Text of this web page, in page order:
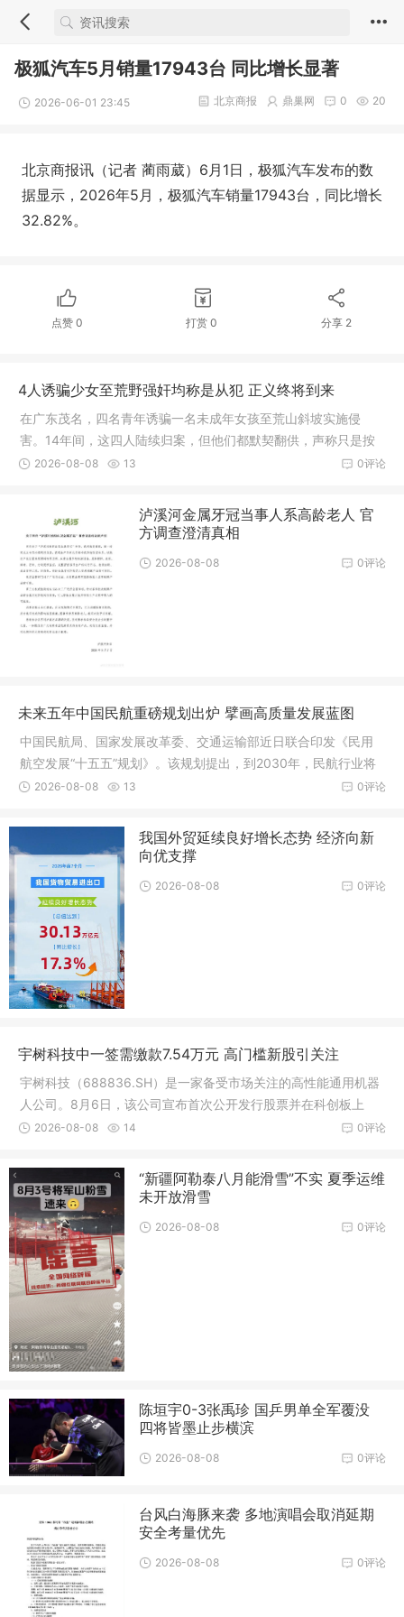
极狐汽车5月销量17943台 同比增长显著
2026-06-01 23:45 20
0
鼎巢网
北京商报
北京商报讯（记者 蔺雨葳）6月1日，极狐汽车发布的数
据显示，2026年5月，极狐汽车销量17943台，同比增长
32.82%。
点赞0 打赏0 分享 2
4人诱骗少女至荒野强奸均称是从犯 正义终将到来
在广东茂名，四名青年诱骗一名未成年女孩至荒山斜坡实施侵
害。14年间，这四人陆续归案，但他们都默契翻供，声称只是按
住手脚并未施暴。被害人描述的“一人长发、一人脸有痣”成为破局
0评论
2026-08-08 13
泸溪河金属牙冠当事人系高龄老人 官
方调查澄清真相
0评论
2026-08-08
未来五年中国民航重磅规划出炉 擘画高质量发展蓝图
中国民航局、国家发展改革委、交通运输部近日联合印发《民用
航空发展“十五五”规划》。该规划提出，到2030年，民航行业将
在安全水平、服务能力、基础设施等方面达到国际一流水平，并
0评论
2026-08-08 13
我国外贸延续良好增长态势 经济向新
向优支撑
0评论
2026-08-08
宇树科技中一签需缴款7.54万元 高门槛新股引关注
宇树科技（688836.SH）是一家备受市场关注的高性能通用机器
人公司。8月6日，该公司宣布首次公开发行股票并在科创板上
市，发行价格为150.80元/股
0评论
2026-08-08 14
“新疆阿勒泰八月能滑雪”不实 夏季运维
未开放滑雪
0评论
2026-08-08
陈垣宇0-3张禹珍 国乒男单全军覆没
四将皆墨止步横滨
0评论
2026-08-08
台风白海豚来袭 多地演唱会取消延期
安全考量优先
0评论
2026-08-08